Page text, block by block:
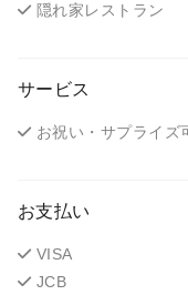
隠れ家レストラン
サービス
お祝い・サプライズ
お支払い
VISA
JCB